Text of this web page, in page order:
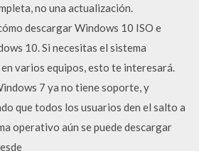
no una actualización.
descargar Windows 10 ISO e
10. Si necesitas el sistema
varios equipos, esto te interesará.
7 ya no tiene soporte, y
que todos los usuarios den el salto a
operativo aún se puede descargar